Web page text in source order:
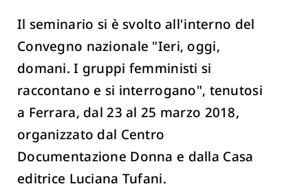
Il seminario si è svolto all'interno del
Convegno nazionale "Ieri, oggi,
domani. I gruppi femministi si
raccontano e si interrogano", tenutosi
a Ferrara, dal 23 al 25 marzo 2018,
organizzato dal Centro
Documentazione Donna e dalla Casa
editrice Luciana Tufani.